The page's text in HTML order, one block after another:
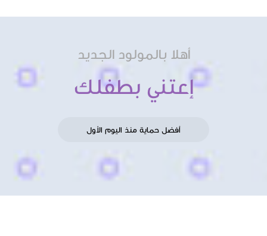
أهلا بالمولود الجديد
إعتني بطفلك
أفضل حماية منذ اليوم الأول